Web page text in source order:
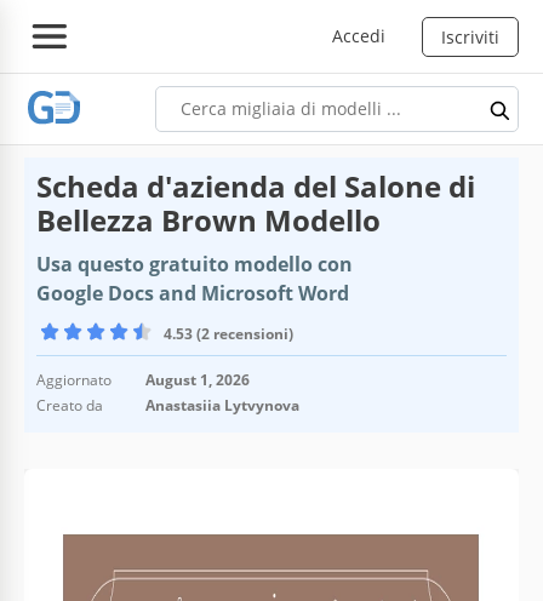
Accedi Iscriviti
Scheda d'azienda del Salone di
Bellezza Brown Modello
Usa questo gratuito modello con
Google Docs and Microsoft Word
4.53 (2 recensioni)
Aggiornato
August 1, 2026
Creato da
Anastasiia Lytvynova